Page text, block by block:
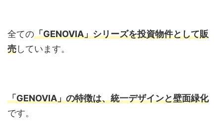
全ての「GENOVIA」シリーズを投資物件として販
売しています。
「GENOVIA」の特徴は、統一デザインと壁面緑化
です。